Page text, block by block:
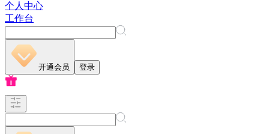
个人中心
工作台
开通会员 登录